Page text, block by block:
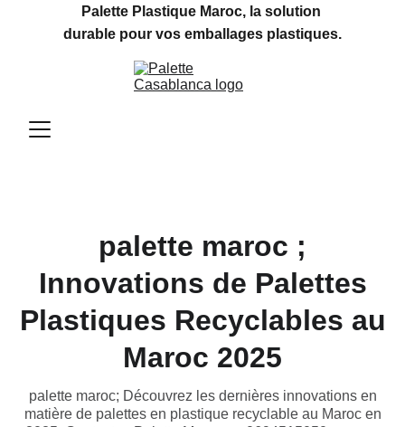
Palette Plastique Maroc, la solution
durable pour vos emballages plastiques.
palette maroc ;
Innovations de Palettes
Plastiques Recyclables au
Maroc 2025
palette maroc; Découvrez les dernières innovations en
matière de palettes en plastique recyclable au Maroc en